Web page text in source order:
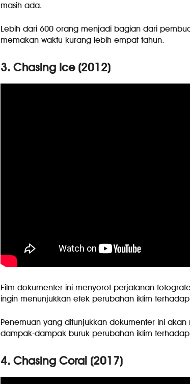
masih ada.
Lebih dari 600 orang menjadi bagian dari
memakan waktu kurang lebih empat tahun.
3. Chasing Ice (2012)
Film dokumenter ini menyorot perjalanan
ingin menunjukkan efek perubahan iklim
Penemuan yang ditunjukkan dokumenter ini
dampak-dampak buruk perubahan iklim terhadap
4. Chasing Coral (2017)